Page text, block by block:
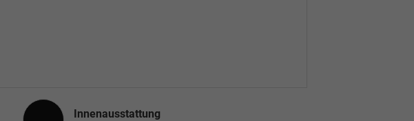
Innenausstattung
Innenausstattung